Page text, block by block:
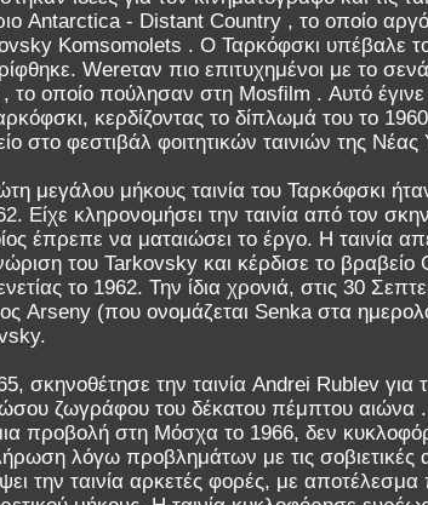
Antarctica - Distant Country , το οποίο
Komsomolets . Ο Ταρκόφσκι υπέβαλε
Wereταν πιο επιτυχημένοι με το
το οποίο πούλησαν στη Mosfilm . Αυτό
κερδίζοντας το δίπλωμά του το
στο φεστιβάλ φοιτητικών ταινιών της
μεγάλου μήκους ταινία του Ταρκόφσκι
Είχε κληρονομήσει την ταινία από τον
έπρεπε να ματαιώσει το έργο. Η ταινία
του Tarkovsky και κέρδισε το βραβείο
το 1962. Την ίδια χρονιά, στις 30
Arseny (που ονομάζεται Senka στα
σκηνοθέτησε την ταινία Andrei Rublev
ζωγράφου του δέκατου πέμπτου αιώνα
προβολή στη Μόσχα το 1966, δεν
λόγω προβλημάτων με τις
την ταινία αρκετές φορές, με αποτέλεσμα